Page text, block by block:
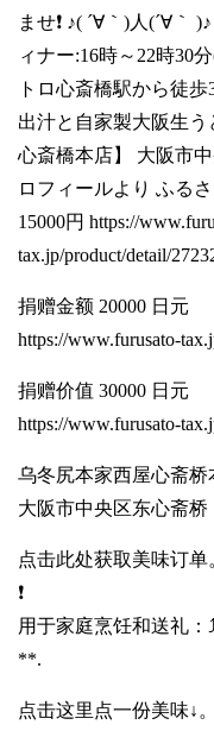
ませ❗ ♪( ´∀｀)人(´∀｀
ィナー:16時～22時30
トロ心斎橋駅から徒
出汁と自家製大阪生
心斎橋本店】 大阪市
ロフィールより ふる
15000円 https://
tax.jp/product/detail/
捐赠金额 20000 日元
https://www.furusato-
捐赠价值 30000 日元
https://www.furusato-
乌冬尻本家西屋心斋桥
大阪市中央区东心斋桥
点击此处获取美味订单
❗️
用于家庭烹饪和送礼：
**.
点击这里点一份美味↓。